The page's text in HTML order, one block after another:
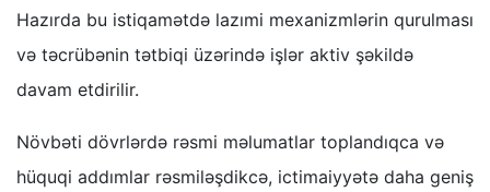
Hazırda bu istiqamətdə lazımi mexanizmlərin qurulması
və təcrübənin tətbiqi üzərində işlər aktiv şəkildə
davam etdirilir.
Növbəti dövrlərdə rəsmi məlumatlar toplandıqca və
hüquqi addımlar rəsmiləşdikcə, ictimaiyyətə daha geniş